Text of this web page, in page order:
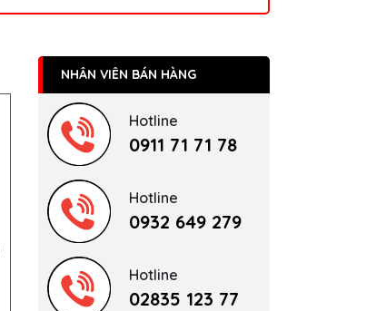
NHÂN VIÊN BÁN HÀNG
Hotline
0911 71 71 78
Hotline
0932 649 279
Hotline
02835 123 77